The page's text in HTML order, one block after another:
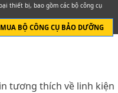
thiết bị, bao gồm các bộ công cụ
MUA BỘ CÔNG CỤ BẢO DƯỠNG
tương thích về linh kiện